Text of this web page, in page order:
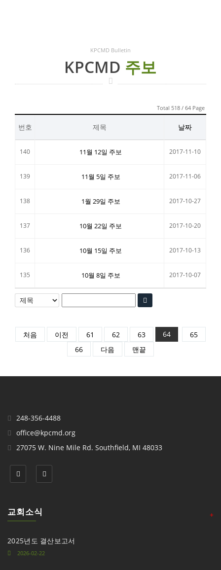
KPCMD Bulletin
KPCMD 주보
Total 518 / 64 Page
번호 제목 날짜
140 11월 12일 주보 2017-11-10
139 11월 5일 주보 2017-11-06
138 1월 29일 주보 2017-10-27
137 10월 22일 주보 2017-10-20
136 10월 15일 주보 2017-10-13
135 10월 8일 주보 2017-10-07
처음 이전 61 62 63 64
65
66
다음 맨끝
248-356-4488
office@kpcmd.org
27075 W. Nine Mile Rd. Southfield, MI 48033
교회소식 +
2025년도 결산보고서
2026-02-22